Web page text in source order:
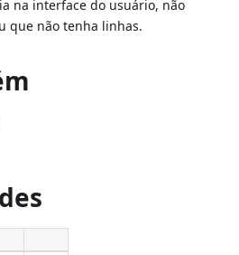
na interface do usuário, não
que não tenha linhas.